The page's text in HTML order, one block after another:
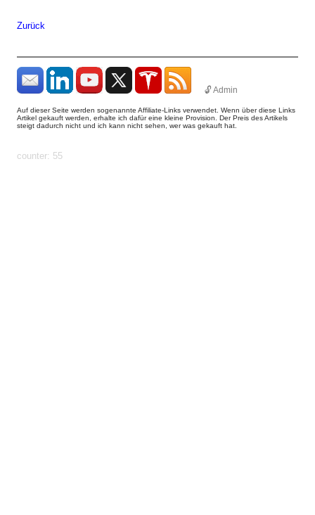
Zurück
🔓 Admin
Auf dieser Seite werden sogenannte Affiliate-Links verwendet. Wenn über diese Links
Artikel gekauft werden, erhalte ich dafür eine kleine Provision. Der Preis des Artikels
steigt dadurch nicht und ich kann nicht sehen, wer was gekauft hat.
counter: 55